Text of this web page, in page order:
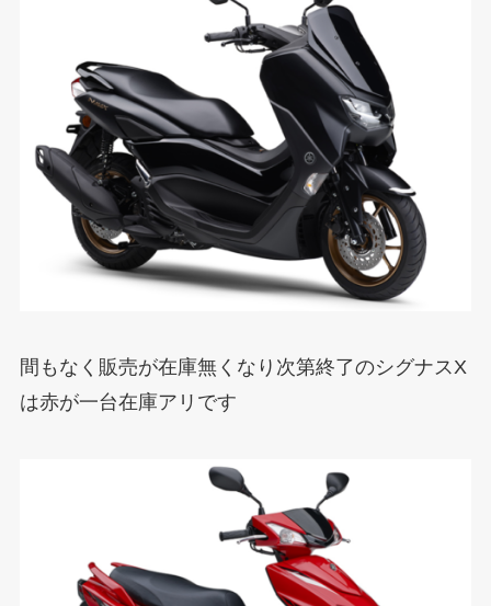
間もなく販売が在庫無くなり次第終了のシグナスX
は赤が一台在庫アリです